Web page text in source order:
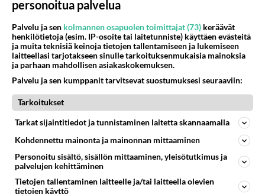
05.08.2026 13:25
Ikävä
Voiko meidän välit
Koskaan parantua tästä?
05.08.2026 05:34
Ikävä
1000
Onko kaivattusi
05.08.2026 17:47
53
Mies, olenko ymmärtänyt oikein?
05.08.2026 11:40
Ikävä
77
770
Kiteen Pallon superpesisjoukkue pelaa huumeiden vaikutuksen alaisena
765
personoitua palvelua
Palvelu ja sen kolmannen osapuolen toimittajat (73) keräävät
henkilötietoja (esim. IP-osoite tai laitetunniste) käyttäen evästeitä
ja muita teknisiä keinoja tietojen tallentamiseen ja lukemiseen
laitteellasi tarjotakseen sinulle tarkoituksenmukaisia mainoksia
ja parhaan mahdollisen asiakaskokemuksen.
Palvelu ja sen kumppanit tarvitsevat suostumuksesi seuraaviin:
Tarkoitukset
Tarkat sijaintitiedot ja tunnistaminen laitetta skannaamalla
Kohdennettu mainonta ja mainonnan mittaaminen
Personoitu sisältö, sisällön mittaaminen, yleisötutkimus ja
palvelujen kehittäminen
Tietojen tallentaminen laitteelle ja/tai laitteella olevien
tietojen käyttö